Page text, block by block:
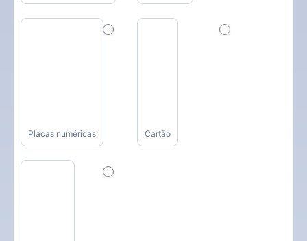
Placas numéricas Cartão